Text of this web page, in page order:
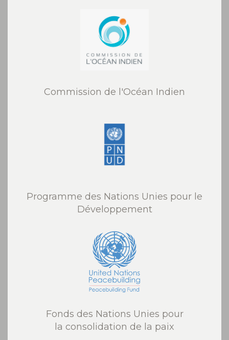
Commission de l'Océan Indien
Programme des Nations Unies pour le
Développement
Fonds des Nations Unies pour
la consolidation de la paix